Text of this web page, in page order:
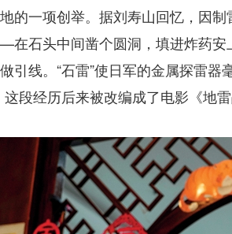
的一项创举。据刘寿山回忆，因
石头中间凿个圆洞，填进炸药安
引线。“石雷”使日军的金属探雷
这段经历后来被改编成了电影《地雷